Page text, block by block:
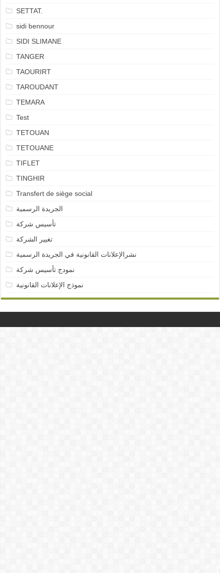
SETTAT.
sidi bennour
SIDI SLIMANE
TANGER
TAOURIRT
TAROUDANT
TEMARA
Test
TETOUAN
TETOUANE
TIFLET
TINGHIR
Transfert de siège social
الجريدة الرسمية
تأسيس شركة
تغيير الشركة
نشرالإعلانات القانونية في الجريدة الرسمية
نمودج تأسيس شركة
نموذج الإعلانات القانونية